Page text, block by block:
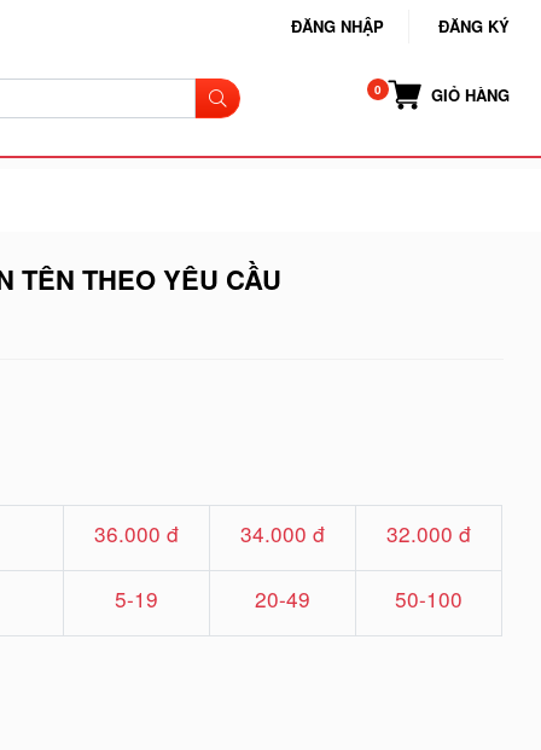
ĐĂNG NHẬP ĐĂNG KÝ
GIỎ HÀNG
TÊN THEO YÊU CẦU
36.000 đ 34.000 đ 32.000 đ
5-19 20-49 50-100